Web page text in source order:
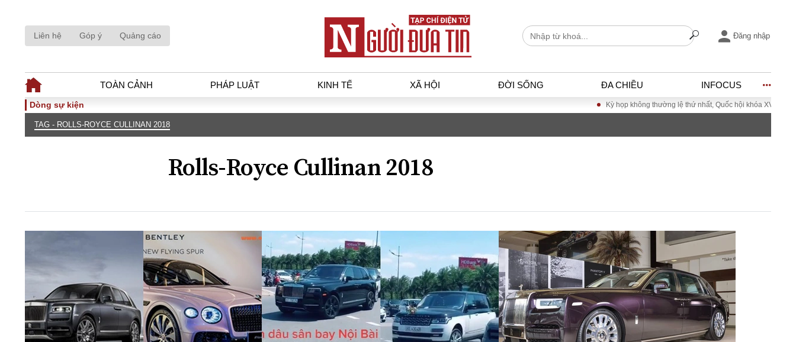
Liên hệ Góp ý Quảng cáo Đăng nhập
TOÀN CẢNH PHÁP LUẬT KINH TẾ XÃ HỘI ĐỜI SỐNG ĐA CHIỀU INFOCUS
TOÀN CẢNH
Thế giới
Góc nhìn luật gia
Hồ sơ điều tra
An ninh - Hình sự
Tài chính - Ngân hàng
Xu hướng thị trường
Tiêu dùng và dư luận
Công nghệ
Giao thông – Đô thị
ĐA CHIỀU
Quan điểm
Xi nhan Trái Phải
Bạn đọc viết
INFOCUS
Dòng sự kiện Kỳ họp không thường lệ thứ nhất, Quốc hội khóa XVI
TAG - ROLLS-ROYCE CULLINAN 2018
Rolls-Royce Cullinan 2018